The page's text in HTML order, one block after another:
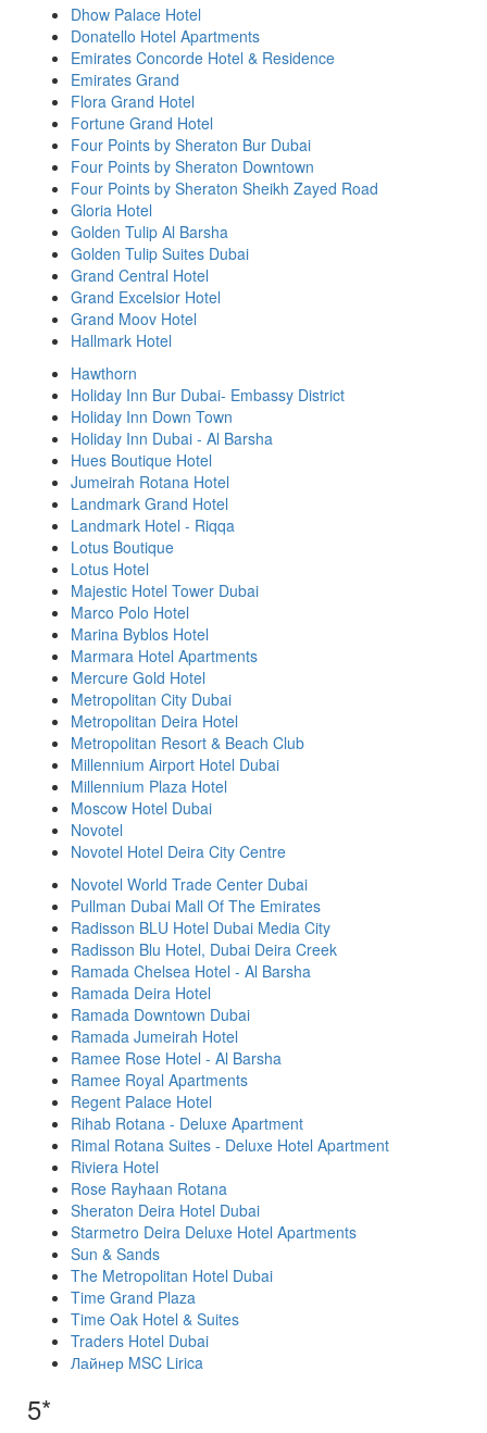
Dhow Palace Hotel
Donatello Hotel Apartments
Emirates Concorde Hotel & Residence
Emirates Grand
Flora Grand Hotel
Fortune Grand Hotel
Four Points by Sheraton Bur Dubai
Four Points by Sheraton Downtown
Four Points by Sheraton Sheikh Zayed Road
Gloria Hotel
Golden Tulip Al Barsha
Golden Tulip Suites Dubai
Grand Central Hotel
Grand Excelsior Hotel
Grand Moov Hotel
Hallmark Hotel
Hawthorn
Holiday Inn Bur Dubai- Embassy District
Holiday Inn Down Town
Holiday Inn Dubai - Al Barsha
Hues Boutique Hotel
Jumeirah Rotana Hotel
Landmark Grand Hotel
Landmark Hotel - Riqqa
Lotus Boutique
Lotus Hotel
Majestic Hotel Tower Dubai
Marco Polo Hotel
Marina Byblos Hotel
Marmara Hotel Apartments
Mercure Gold Hotel
Metropolitan City Dubai
Metropolitan Deira Hotel
Metropolitan Resort & Beach Club
Millennium Airport Hotel Dubai
Millennium Plaza Hotel
Moscow Hotel Dubai
Novotel
Novotel Hotel Deira City Centre
Novotel World Trade Center Dubai
Pullman Dubai Mall Of The Emirates
Radisson BLU Hotel Dubai Media City
Radisson Blu Hotel, Dubai Deira Creek
Ramada Chelsea Hotel - Al Barsha
Ramada Deira Hotel
Ramada Downtown Dubai
Ramada Jumeirah Hotel
Ramee Rose Hotel - Al Barsha
Ramee Royal Apartments
Regent Palace Hotel
Rihab Rotana - Deluxe Apartment
Rimal Rotana Suites - Deluxe Hotel Apartment
Riviera Hotel
Rose Rayhaan Rotana
Sheraton Deira Hotel Dubai
Starmetro Deira Deluxe Hotel Apartments
Sun & Sands
The Metropolitan Hotel Dubai
Time Grand Plaza
Time Oak Hotel & Suites
Traders Hotel Dubai
Лайнер MSC Lirica
5*